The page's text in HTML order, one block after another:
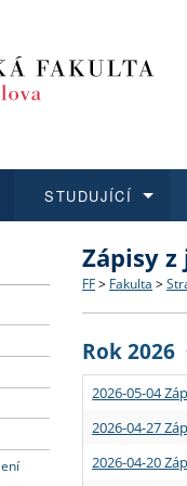
Struktura
Strategie
Podpora
Co
Učitelské
STUDUJÍCÍ
Rigorózní
O vědě a
Granty a
Aktuální
Zápisy
FF > Fakulta >
Rok 2026
2026-05-04
2026-04-27
2026-04-20